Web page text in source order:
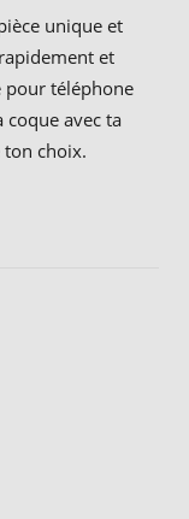
unique et
et
pour téléphone
avec ta
choix.